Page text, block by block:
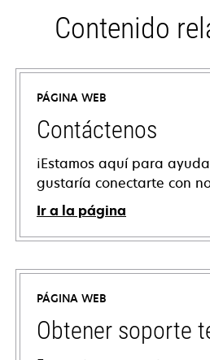
Contenido
PÁGINA WEB
Contáctenos
¡Estamos aquí para
gustaría conectarte con
Ir a la página
PÁGINA WEB
Obtener soporte